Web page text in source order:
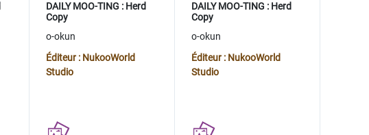
DAILY MOO-TING : Herd
Copy
o-okun
Éditeur : NukooWorld
Studio
DAILY MOO-TING : Herd
Copy
o-okun
Éditeur : NukooWorld
Studio